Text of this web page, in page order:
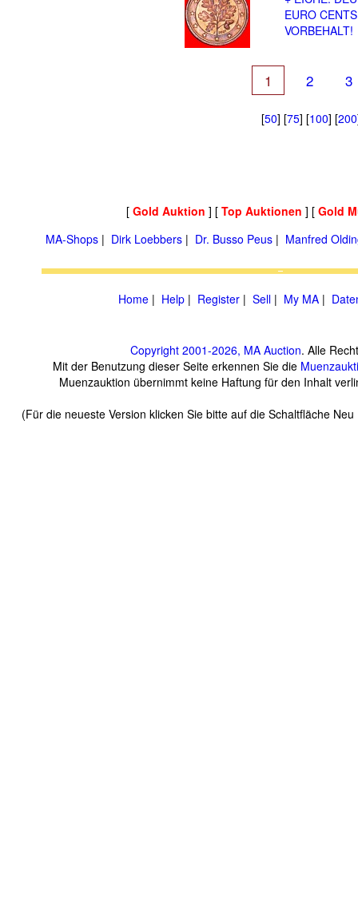
EURO
VORBEHALT!
1 2 3
[50] [75] [100] [200
[ Gold Auktion ] [ Top Auktionen ] [ Gold
MA-Shops | Dirk Loebbers | Dr. Busso Peus | Manfred
Home | Help | Register | Sell | My MA |
Copyright 2001-2026, MA Auction. Alle
Mit der Benutzung dieser Seite erkennen Sie die
Muenzauktion übernimmt keine Haftung für den Inhalt
(Für die neueste Version klicken Sie bitte auf die Schaltfläche